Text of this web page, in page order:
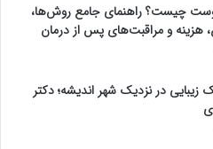
چیست؟ راهنمای جامع روش‌ها،
هزینه و مراقبت‌های پس از درمان
زیبایی در نزدیک شهر اندیشه؛ دکتر